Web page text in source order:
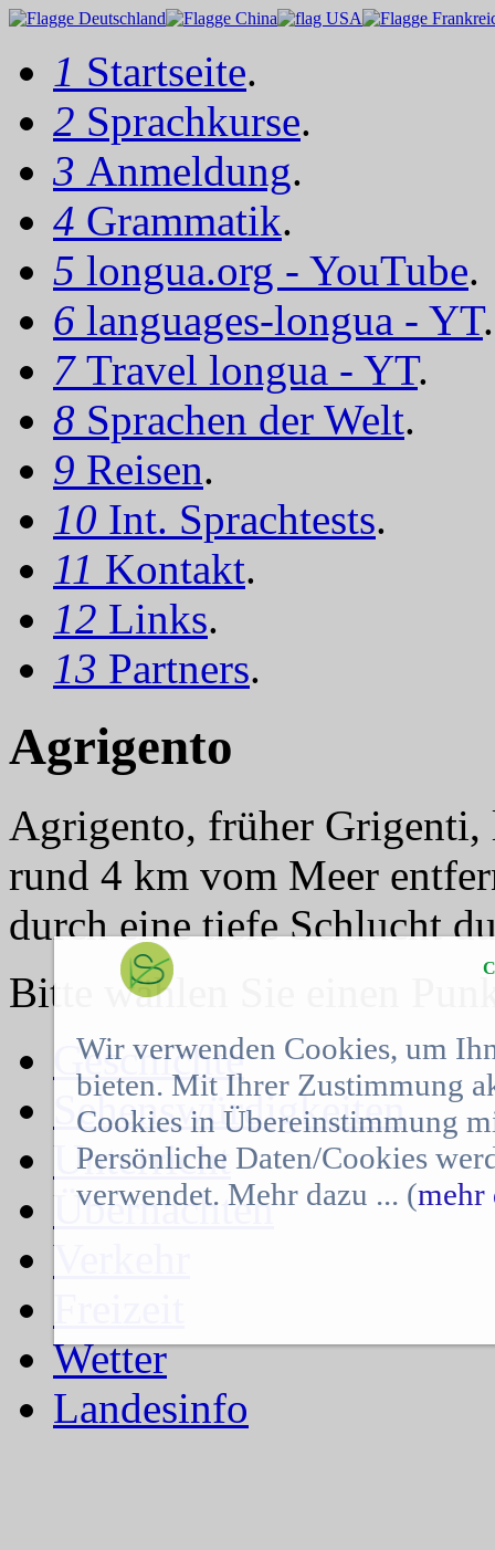
1 Startseite.
2 Sprachkurse.
3 Anmeldung.
4 Grammatik.
5 longua.org - YouTube.
6 languages-longua - YT.
7 Travel longua - YT.
8 Sprachen der Welt.
9 Reisen.
10 Int. Sprachtests.
11 Kontakt.
12 Links.
13 Partners.
Wir verwenden Cookies, um
bieten. Mit Ihrer Zustimmung
Cookies in Übereinstimmung
Persönliche Daten/Cookies
verwendet. Mehr dazu ... (mehr
Agrigento
Agrigento, früher
rund 4 km vom Meer
durch eine tiefe Schlucht
Bitte wählen Sie einen
Geschichte
Sehenswürdigkeiten
Unterricht
Übernachten
Verkehr
Wetter
Landesinfo